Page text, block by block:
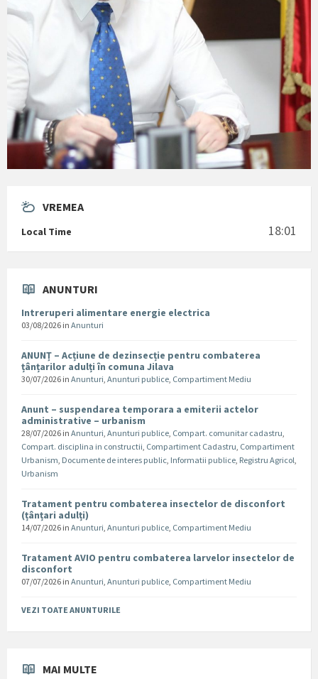
VREMEA
Local Time 18:01
ANUNTURI
Intreruperi alimentare energie electrica
03/08/2026 in Anunturi
ANUNȚ – Acțiune de dezinsecție pentru combaterea
țânțarilor adulți în comuna Jilava
30/07/2026 in Anunturi, Anunturi publice, Compartiment Mediu
Anunt – suspendarea temporara a emiterii actelor
administrative – urbanism
28/07/2026 in Anunturi, Anunturi publice, Compart. comunitar cadastru,
Compart. disciplina in constructii, Compartiment Cadastru, Compartiment
Urbanism, Documente de interes public, Informatii publice, Registru Agricol,
Urbanism
Tratament pentru combaterea insectelor de disconfort
(țânțari adulți)
14/07/2026 in Anunturi, Anunturi publice, Compartiment Mediu
Tratament AVIO pentru combaterea larvelor insectelor de
disconfort
07/07/2026 in Anunturi, Anunturi publice, Compartiment Mediu
VEZI TOATE ANUNTURILE
MAI MULTE